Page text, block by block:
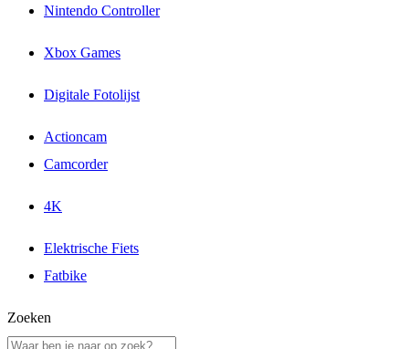
Nintendo Controller
Xbox Games
Digitale Fotolijst
Actioncam
Camcorder
4K
Elektrische Fiets
Fatbike
Zoeken